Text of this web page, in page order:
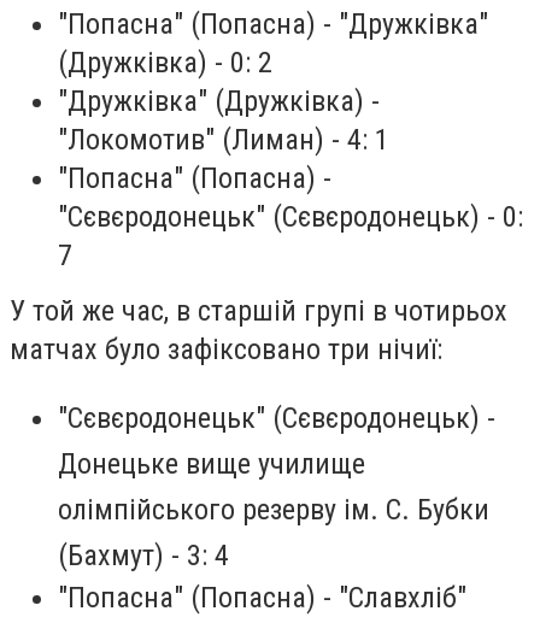
"Попасна" (Попасна) - "Дружківка"
(Дружківка) - 0: 2
"Дружківка" (Дружківка) -
"Локомотив" (Лиман) - 4: 1
"Попасна" (Попасна) -
"Сєвєродонецьк" (Сєвєродонецьк) - 0:
7
У той же час, в старшій групі в чотирьох
матчах було зафіксовано три нічиї:
"Сєвєродонецьк" (Сєвєродонецьк) -
Донецьке вище училище
олімпійського резерву ім. С. Бубки
(Бахмут) - 3: 4
"Попасна" (Попасна) - "Славхліб"